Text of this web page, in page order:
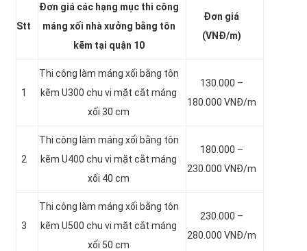
Stt
Đơn giá các hạng mục thi công
máng xối nhà xưởng bằng tôn
kẽm tại quận 10
Đơn giá
(VNĐ/m)
1
Thi công làm máng xối bằng tôn
kẽm U300 chu vi mặt cắt máng
xối 30 cm
130.000 –
180.000 VNĐ/m
2
Thi công làm máng xối bằng tôn
kẽm U400 chu vi mặt cắt máng
xối 40 cm
180.000 –
230.000 VNĐ/m
3
Thi công làm máng xối bằng tôn
kẽm U500 chu vi mặt cắt máng
xối 50 cm
230.000 –
280.000 VNĐ/m